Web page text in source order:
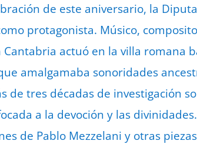
de este aniversario, la
protagonista. Músico,
Cantabria actuó en la villa romana
amalgamaba sonoridades
de tres décadas de investigación
a la devoción y las
de Pablo Mezzelani y otras